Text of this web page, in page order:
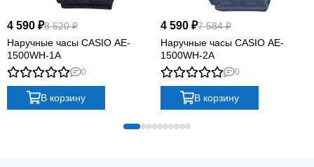
4 590 ₽8 520 ₽
Наручные часы CASIO AE-
1500WH-1A
0
В корзину
4 590 ₽7 584 ₽
Наручные часы CASIO AE-
1500WH-2A
0
В корзину